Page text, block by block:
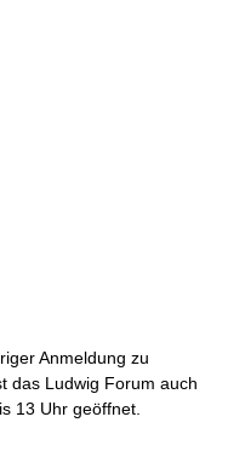
Anmeldung zu
das Ludwig Forum auch
13 Uhr geöffnet.